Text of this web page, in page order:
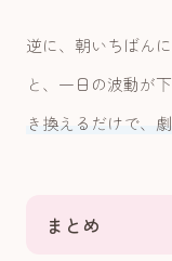
逆に、朝いちばん
と、一日の波動が下
き換えるだけで、
まとめ